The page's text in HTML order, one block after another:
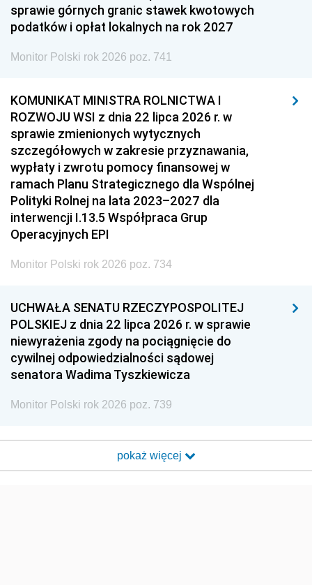
sprawie górnych granic stawek kwotowych
podatków i opłat lokalnych na rok 2027
Monitor Polski rok 2026 poz. 741
KOMUNIKAT MINISTRA ROLNICTWA I
ROZWOJU WSI z dnia 22 lipca 2026 r. w
sprawie zmienionych wytycznych
szczegółowych w zakresie przyznawania,
wypłaty i zwrotu pomocy finansowej w
ramach Planu Strategicznego dla Wspólnej
Polityki Rolnej na lata 2023–2027 dla
interwencji I.13.5 Współpraca Grup
Operacyjnych EPI
Monitor Polski rok 2026 poz. 734
UCHWAŁA SENATU RZECZYPOSPOLITEJ
POLSKIEJ z dnia 22 lipca 2026 r. w sprawie
niewyrażenia zgody na pociągnięcie do
cywilnej odpowiedzialności sądowej
senatora Wadima Tyszkiewicza
Monitor Polski rok 2026 poz. 739
pokaż więcej